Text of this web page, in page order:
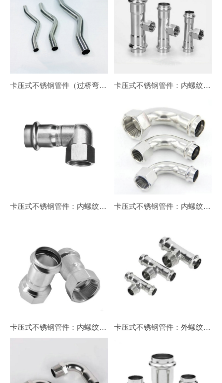
卡压式不锈钢管件（过桥弯头）管桥 卡压式不锈钢管件：内螺纹三通转换接头
卡压式不锈钢管件：内螺纹90°转换弯头（短） 卡压式不锈钢管件：内螺纹90°转换弯头（长）
卡压式不锈钢管件：内螺纹转换接头 卡压式不锈钢管件：外螺纹三通转换接头